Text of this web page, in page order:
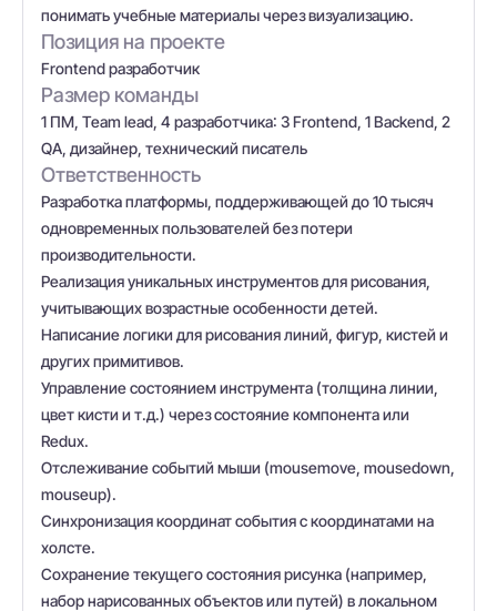
понимать учебные материалы через визуализацию.
Позиция на проекте
Frontend разработчик
Размер команды
1 ПМ, Team lead, 4 разработчика: 3 Frontend, 1 Backend, 2
QA, дизайнер, технический писатель
Ответственность
Разработка платформы, поддерживающей до 10 тысяч
одновременных пользователей без потери
производительности.
Реализация уникальных инструментов для рисования,
учитывающих возрастные особенности детей.
Написание логики для рисования линий, фигур, кистей и
других примитивов.
Управление состоянием инструмента (толщина линии,
цвет кисти и т.д.) через состояние компонента или
Redux.
Отслеживание событий мыши (mousemove, mousedown,
mouseup).
Синхронизация координат события с координатами на
холсте.
Сохранение текущего состояния рисунка (например,
набор нарисованных объектов или путей) в локальном